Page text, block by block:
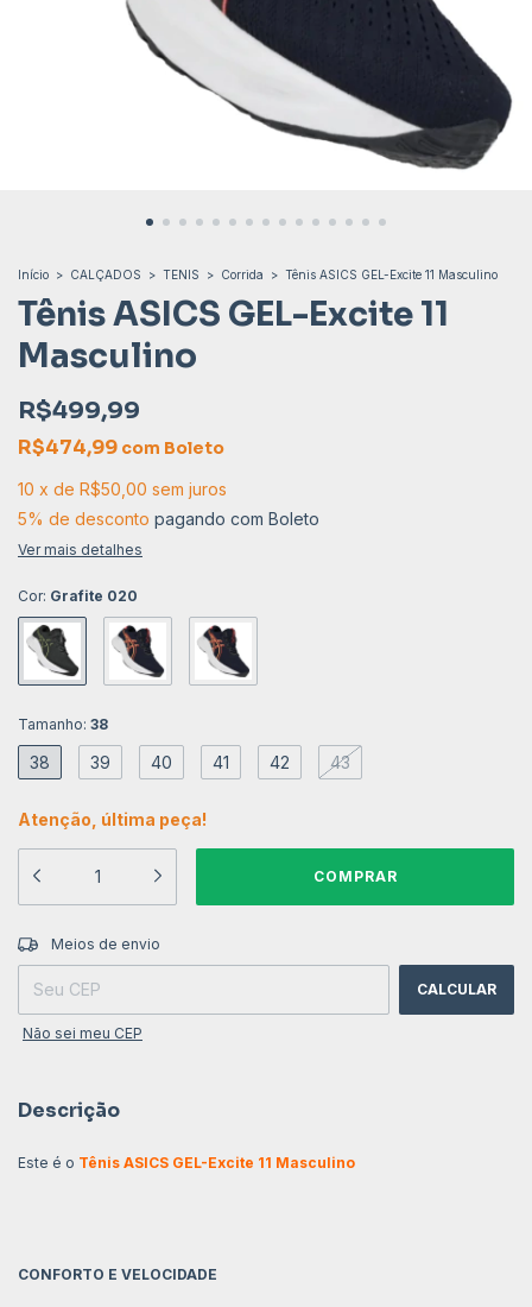
Início > CALÇADOS > TENIS > Corrida > Tênis ASICS GEL-Excite 11 Masculino
Tênis ASICS GEL-Excite 11
Masculino
R$499,99
R$474,99 com Boleto
10 x de R$50,00 sem juros
5% de desconto pagando com Boleto
Ver mais detalhes
Cor: Grafite 020
Tamanho: 38
38 39 40 41 42 43
Atenção, última peça!
Entregas para o CEP:
Meios de envio
CALCULAR
Não sei meu CEP
Descrição
Este é o Tênis ASICS GEL-Excite 11 Masculino
CONFORTO E VELOCIDADE